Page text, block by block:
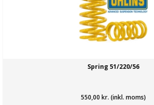
Spring 51/220/56
550,00 kr. (inkl. moms)